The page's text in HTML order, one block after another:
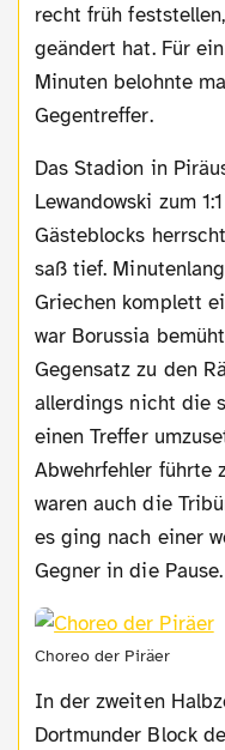
recht früh
geändert hat. Für
Minuten belohnte
Gegentreffer.
Das Stadion in Piräus brannte förmlich bis
Lewandowski zum
Gästeblocks
saß tief.
Griechen komplett
war Borussia
Gegensatz zu den
allerdings nicht die
einen Treffer
Abwehrfehler führte
waren auch die
es ging nach einer
Gegner in die Pause.
Choreo der Piräer
In der zweiten
Dortmunder Block